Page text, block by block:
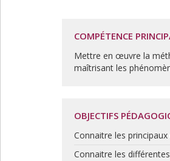
COMPÉTENCE
Mettre en œuvre la
maîtrisant les
OBJECTIFS
Connaitre les
Connaitre les